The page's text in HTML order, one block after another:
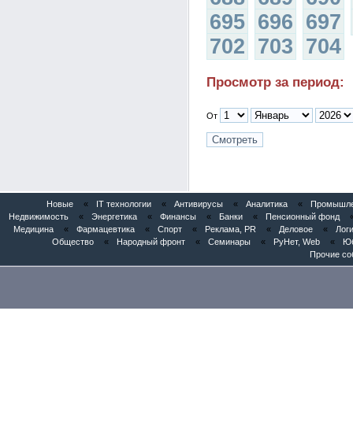
695 696 697
702 703 704
Просмотр за период:
От
Новые « IT технологии « Антивирусы « Аналитика «
Недвижимость
« Энергетика « Финансы « Банки « Пенсионный фонд
Медицина
« Фармацевтика « Спорт « Реклама, PR « Деловое «
Общество
« Народный фронт « Семинары « РуНет, Web «
Прочие